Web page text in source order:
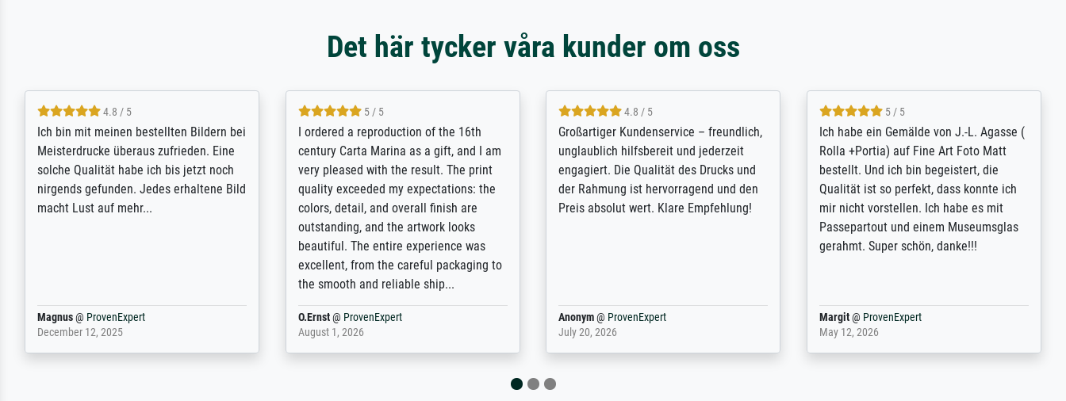
Det här tycker våra kunder om oss
5 / 5
Rundum positive Erfahrung. Die
Ausführung des Auftrags hat eine Weile
gedauert, die angekündigte Lieferzeit
wurde aber letztlich sogar etwas
unterschritten. Die Qualität des Papiers
Dr.@ProvenExpert
February 3, 2026
5 / 5
The team at Meisterdrucke strives to
meet its clients demands, and provides
expert advice on how to obtain the best
results for the prints requested by the
client. The company has a vast
repertoire of prints to choose from, and
will provide excellent service also with
regards to prints which are not in that
repertoire. Highly recommended!
Anonym@ProvenExpert
April 22, 2026
5 / 5
Outstanding quality and customer
support. - the quality of the printing is
excellent and difficult to distinguish
from the real thing; it will be my go-to
for high-quality art prints from now on -
Anonym@ ProvenExpert
January 12, 2026
4.8 / 5
Qualité absolument irréprochable.
Extraordinaire diversité des thèmes
abordés et personnalisation des
demandes (recadrage, réajustement des
couleurs). Relation clientèle parfaite.
Transport, réception sans aucun
problème. Merci à toute l'équipe ! Hervé
Anonym@ProvenExpert
March 31, 2025